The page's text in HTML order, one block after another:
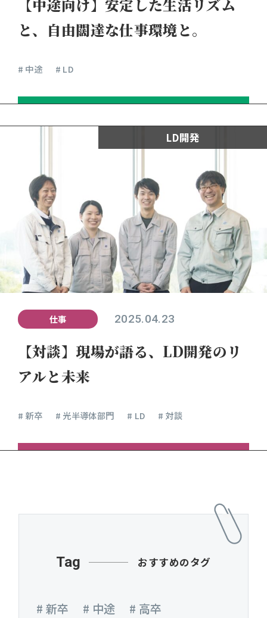
【中途向け】安定した生活リズム
と、自由闊達な仕事環境と。
# 中途 # LD
LD開発
仕事 2025.04.23
【対談】現場が語る、LD開発のリ
アルと未来
# 新卒 # 光半導体部門 # LD # 対談
Tag おすすめのタグ
# 新卒 # 中途
# 高卒